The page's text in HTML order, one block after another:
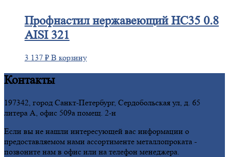
Профнастилнержавеющий НС35 0.8
AISI 321
3 137 ₽ В корзину
Контакты
197342, город Санкт-Петербург, Сердобольская ул, д. 65
литера А, офис 509а помещ. 2-н
Если вы не нашли интересующей вас информации о
предоставляемом нами ассортименте металлопроката -
позвоните нам в офис или на телефон менеджера.